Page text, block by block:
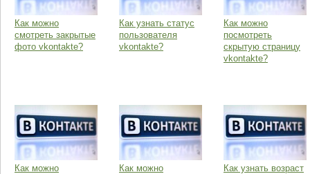
Как можно
смотреть закрытые
фото vkontakte?
Как узнать статус
пользователя
vkontakte?
Как можно
посмотреть
скрытую страницу
vkontakte?
Как можно
Как можно
Как узнать возраст